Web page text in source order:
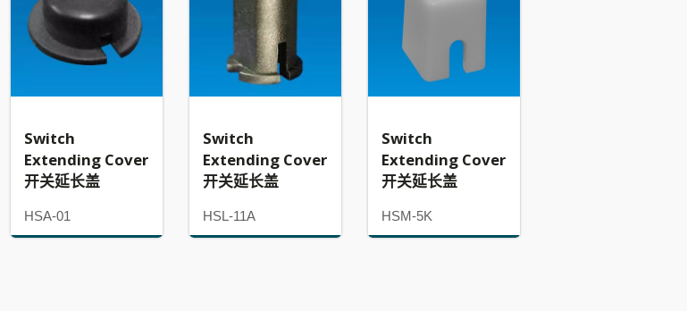
Switch
Extending Cover
开关延长盖
HSA-01
Switch
Extending Cover
开关延长盖
HSL-11A
Switch
Extending Cover
开关延长盖
HSM-5K